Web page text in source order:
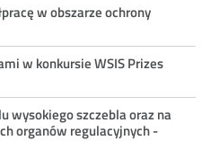
w obszarze ochrony
w konkursie WSIS Prizes
wysokiego szczebla oraz na
organów regulacyjnych -